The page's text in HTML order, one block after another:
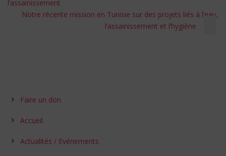
l’assainissement
Notre récente mission en Tunisie sur des projets liés à l’eau,
l’assainissement et l’hygiène
Faire un don
Accueil
Actualités / Evénements